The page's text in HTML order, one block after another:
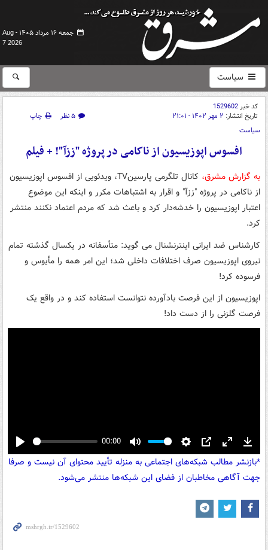
جمعه ۱۶ مرداد ۱۴۰۵ -
Aug
7 2026
سیاست
کد خبر1529602
تاریخ انتشار: ۲ مهر ۱۴۰۲ - ۲۱:۰۱ ۵ نظر
چاپ
سیاست
افسوس اپوزیسیون از ناکامی در پروژه "ززآ"! + فیلم
به گزارش مشرق،
کانال تلگرمی پارسینTV، ویدئویی از افسوس اپوزیسیون
از ناکامی در پروژه "ززآ" و اقرار به اشتباهات مکرر و اینکه این موضوع
اعتبار اپوزیسیون را خدشه‌دار کرد و باعث شد که مردم اعتماد نکنند منتشر
کرد.
کارشناس ضد ایرانی اینترنشنال می گوید: متأسفانه در یکسال گذشته تمام
نیروی اپوزیسیون صرف اختلافات داخلی شد؛ این امر همه را مأیوس و
فرسوده کرد!
اپوزیسیون از این فرصت بادآورده نتوانست استفاده کند و در واقع یک
فرصت گلزنی را از دست داد!
Play
00:00
Mute Settings
PIP Enter
fullscreen
*بازنشر مطالب شبکه‌های اجتماعی به منزله تأیید محتوای آن نیست و صرفا
جهت آگاهی مخاطبان از فضای این شبکه‌ها منتشر می‌شود.